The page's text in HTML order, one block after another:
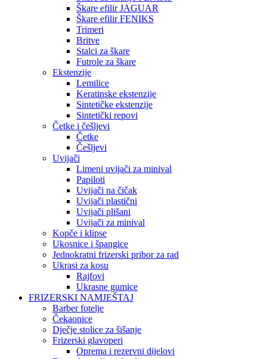
Škare efilir JAGUAR
Škare efilir FENIKS
Trimeri
Britve
Stalci za škare
Futrole za škare
Ekstenzije
Lemilice
Keratinske ekstenzije
Sintetičke ekstenzije
Sintetički repovi
Četke i češljevi
Četke
Češljevi
Uvijači
Limeni uvijači za minival
Papiloti
Uvijači na čičak
Uvijači plastični
Uvijači plišani
Uvijači za minival
Kopče i klipse
Ukosnice i špangice
Jednokratni frizerski pribor za rad
Ukrasi za kosu
Rajfovi
Ukrasne gumice
FRIZERSKI NAMJEŠTAJ
Barber fotelje
Čekaonice
Dječje stolice za šišanje
Frizerski glavoperi
Oprema i rezervni dijelovi